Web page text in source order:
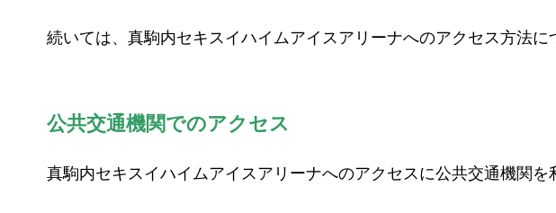
続いては、真駒内セキスイハイムアイスアリーナへのアクセス方法に
公共交通機関でのアクセス
真駒内セキスイハイムアイスアリーナへのアクセスに公共交通機関を